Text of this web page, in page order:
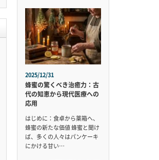
2025/12/31
蜂蜜の驚くべき治癒力：古
代の知恵から現代医療への
応用
はじめに：食卓から薬箱へ、
蜂蜜の新たな価値 蜂蜜と聞け
ば、多くの人々はパンケーキ
にかける甘い…